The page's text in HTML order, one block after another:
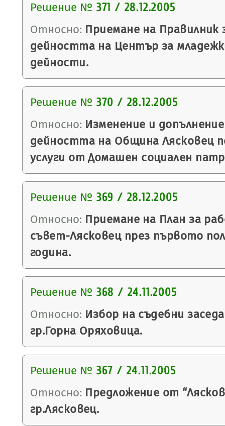
Решение № 371 / 28.12.2005
Относно: Приемане на
дейността на Център за
дейности.
Решение № 370 / 28.12.2005
Относно: Изменение и
дейността на Община Лясковец
услуги от Домашен социален
Решение № 369 / 28.12.2005
Относно: Приемане на План за
съвет-Лясковец през първото
година.
Решение № 368 / 24.11.2005
Относно: Избор на съдебни
гр.Горна Оряховица.
Решение № 367 / 24.11.2005
Относно: Предложение от
гр.Лясковец.